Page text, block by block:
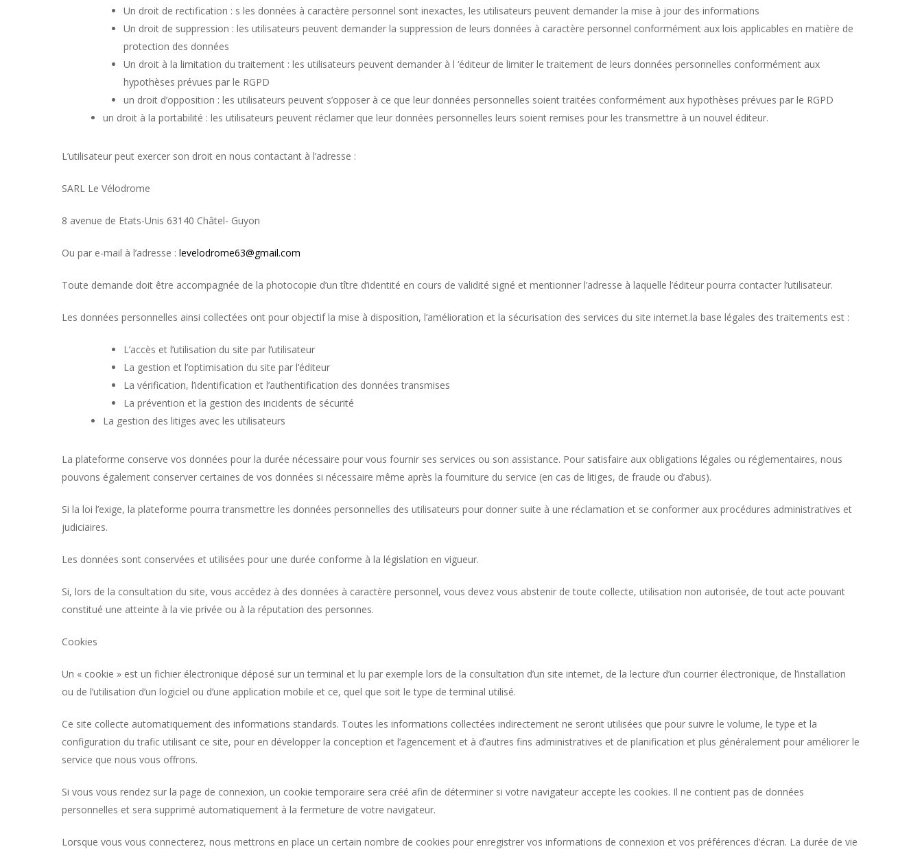
Un droit de rectification : s les données à caractère personnel sont inexactes, les utilisateurs peuvent demander la mise à jour des informations
Un droit de suppression : les utilisateurs peuvent demander la suppression de leurs données à caractère personnel conformément aux lois applicables en matière de
protection des données
Un droit à la limitation du traitement : les utilisateurs peuvent demander à l ‘éditeur de limiter le traitement de leurs données personnelles conformément aux
hypothèses prévues par le RGPD
un droit d’opposition : les utilisateurs peuvent s’opposer à ce que leur données personnelles soient traitées conformément aux hypothèses prévues par le RGPD
un droit à la portabilité : les utilisateurs peuvent réclamer que leur données personnelles leurs soient remises pour les transmettre à un nouvel éditeur.
L’utilisateur peut exercer son droit en nous contactant à l’adresse :
SARL Le Vélodrome
8 avenue de Etats-Unis 63140 Châtel- Guyon
Ou par e-mail à l’adresse :levelodrome63@gmail.com
Toute demande doit être accompagnée de la photocopie d’un tître d’identité en cours de validité signé et mentionner l’adresse à laquelle l’éditeur pourra contacter l’utilisateur.
Les données personnelles ainsi collectées ont pour objectif la mise à disposition, l’amélioration et la sécurisation des services du site internet.la base légales des traitements est :
L’accès et l’utilisation du site par l’utilisateur
La gestion et l’optimisation du site par l’éditeur
La vérification, l’identification et l’authentification des données transmises
La prévention et la gestion des incidents de sécurité
La gestion des litiges avec les utilisateurs
La plateforme conserve vos données pour la durée nécessaire pour vous fournir ses services ou son assistance. Pour satisfaire aux obligations légales ou réglementaires, nous
pouvons également conserver certaines de vos données si nécessaire même après la fourniture du service (en cas de litiges, de fraude ou d’abus).
Si la loi l’exige, la plateforme pourra transmettre les données personnelles des utilisateurs pour donner suite à une réclamation et se conformer aux procédures administratives et
judiciaires.
Les données sont conservées et utilisées pour une durée conforme à la législation en vigueur.
Si, lors de la consultation du site, vous accédez à des données à caractère personnel, vous devez vous abstenir de toute collecte, utilisation non autorisée, de tout acte pouvant
constitué une atteinte à la vie privée ou à la réputation des personnes.
Cookies
Un « cookie » est un fichier électronique déposé sur un terminal et lu par exemple lors de la consultation d’un site internet, de la lecture d’un courrier électronique, de l’installation
ou de l’utilisation d’un logiciel ou d’une application mobile et ce, quel que soit le type de terminal utilisé.
Ce site collecte automatiquement des informations standards. Toutes les informations collectées indirectement ne seront utilisées que pour suivre le volume, le type et la
configuration du trafic utilisant ce site, pour en développer la conception et l’agencement et à d’autres fins administratives et de planification et plus généralement pour améliorer le
service que nous vous offrons.
Si vous vous rendez sur la page de connexion, un cookie temporaire sera créé afin de déterminer si votre navigateur accepte les cookies. Il ne contient pas de données
personnelles et sera supprimé automatiquement à la fermeture de votre navigateur.
Lorsque vous vous connecterez, nous mettrons en place un certain nombre de cookies pour enregistrer vos informations de connexion et vos préférences d’écran. La durée de vie